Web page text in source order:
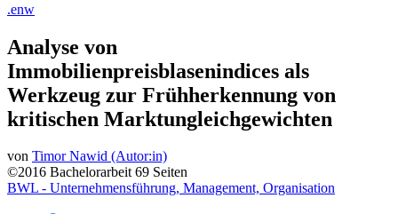
.enw
Analyse von
Immobilienpreisblasenindices als
Werkzeug zur Frühherkennung von
kritischen Marktungleichgewichten
von Timor Nawid (Autor:in)
©2016 Bachelorarbeit 69 Seiten
BWL - Unternehmensführung, Management, Organisation